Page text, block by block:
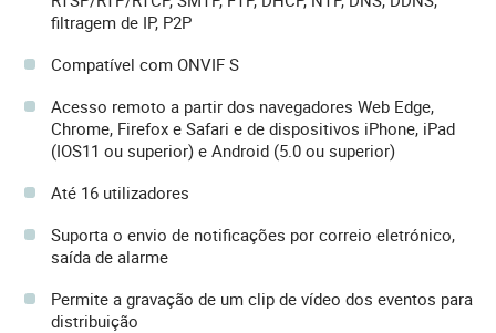
filtragem de IP, P2P
Compatível com ONVIF S
Acesso remoto a partir dos navegadores Web Edge,
Chrome, Firefox e Safari e de dispositivos iPhone, iPad
(IOS11 ou superior) e Android (5.0 ou superior)
Até 16 utilizadores
Suporta o envio de notificações por correio eletrónico,
saída de alarme
Permite a gravação de um clip de vídeo dos eventos para
distribuição